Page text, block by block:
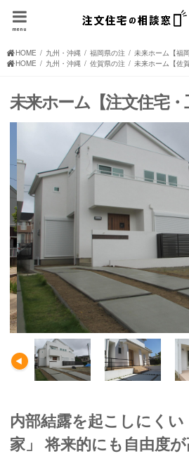
menu
HOME 九州・沖縄の注文住宅(住宅メーカー、ハウ
福岡県の注文住宅(住宅メーカ
未来ホーム【福
HOME
九州・沖縄の注文住宅(住宅メーカー、ハウ
佐賀県の注文住宅(住宅メーカ
未来ホーム【佐
未来ホーム【注文住宅・
内部結露を起こしにく
家」 将来的にも自由度が